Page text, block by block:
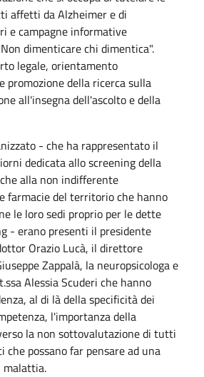
affetti da Alzheimer e di
e campagne informative
dimenticare chi dimentica".
legale, orientamento
promozione della ricerca sulla
all'insegna dell'ascolto e della
- che ha rappresentato il
dedicata allo screening della
alla non indifferente
farmacie del territorio che hanno
le loro sedi proprio per le dette
- erano presenti il presidente
Orazio Lucà, il direttore
Zappalà, la neuropsicologa e
Alessia Scuderi che hanno
al di là della specificità dei
l'importanza della
la non sottovalutazione di tutti
che possano far pensare ad una
malattia.